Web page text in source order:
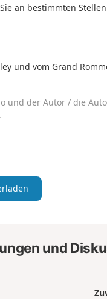
an bestimmten
und vom Grand
und der Autor / die
und